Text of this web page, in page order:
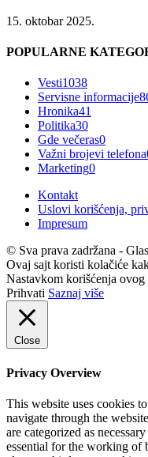
15. oktobar 2025.
POPULARNE
Vesti1038
Servisne informacije
Hronika41
Politika30
Gde večeras0
Važni brojevi telefona
Marketing0
Kontakt
Uslovi korišćenja,
Impresum
© Sva prava zadržana -
Ovaj sajt koristi kolačiće
Nastavkom korišćenja ovog
Prihvati Saznaj više
Close
Privacy Overview
This website uses cookies
navigate through the
are categorized as
essential for the working of